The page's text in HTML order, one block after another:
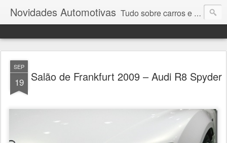
Novidades Automotivas Tudo sobre carros e motores
SEP
19 Salão de Frankfurt 2009 – Audi R8 Spyder